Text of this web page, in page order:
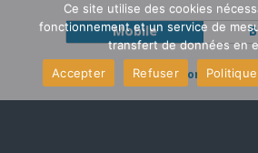
Mobile
Mentions légales
Ce site utilise des cookies
fonctionnement et un service de
transfert de données en
Accepter
Refuser